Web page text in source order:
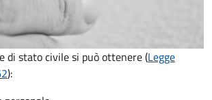
di stato civile si può ottenere (Legge
):